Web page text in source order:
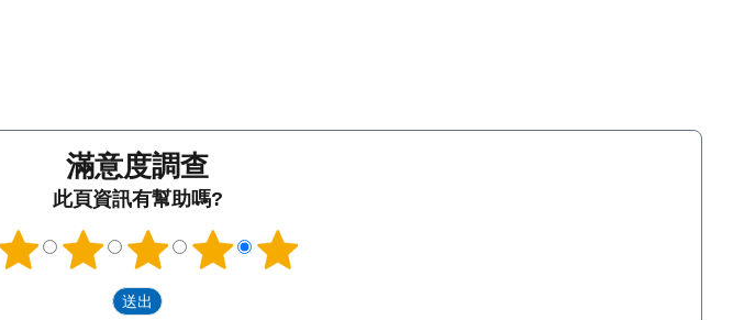
滿意度調查
此頁資訊有幫助嗎?